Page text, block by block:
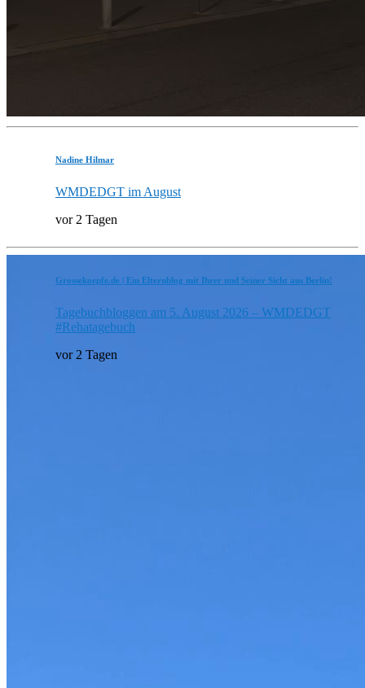
Nadine Hilmar
WMDEDGT im August
vor 2 Tagen
Grossekoepfe.de | Ein Elternblog mit Ihrer und Seiner Sicht aus Berlin!
Tagebuchbloggen am 5. August 2026 – WMDEDGT
#Rehatagebuch
vor 2 Tagen